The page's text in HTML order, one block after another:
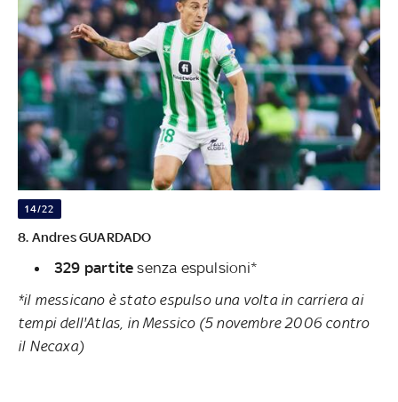
14/22
8. Andres GUARDADO
329 partite senza espulsioni*
*il messicano è stato espulso una volta in carriera ai
tempi dell'Atlas, in Messico (5 novembre 2006 contro
il Necaxa)